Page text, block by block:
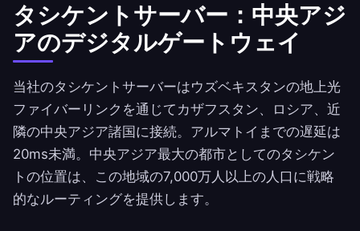
タシケントサーバー：中央アジ
アのデジタルゲートウェイ
当社のタシケントサーバーはウズベキスタンの地上光
ファイバーリンクを通じてカザフスタン、ロシア、近
隣の中央アジア諸国に接続。アルマトイまでの遅延は
20ms未満。中央アジア最大の都市としてのタシケン
トの位置は、この地域の7,000万人以上の人口に戦略
的なルーティングを提供します。